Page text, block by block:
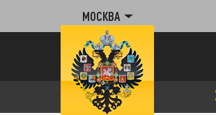
МОСКВА